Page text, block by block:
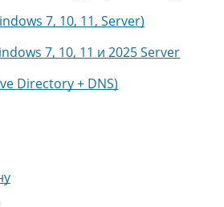
7, 10, 11, Server)
7, 10, 11 и 2025 Server
Directory + DNS)